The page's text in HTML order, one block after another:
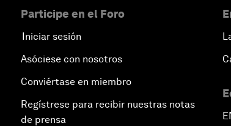
Participe en el Foro
Iniciar sesión
Asóciese con nosotros
Conviértase en miembro
Regístrese para recibir nuestras notas
de prensa